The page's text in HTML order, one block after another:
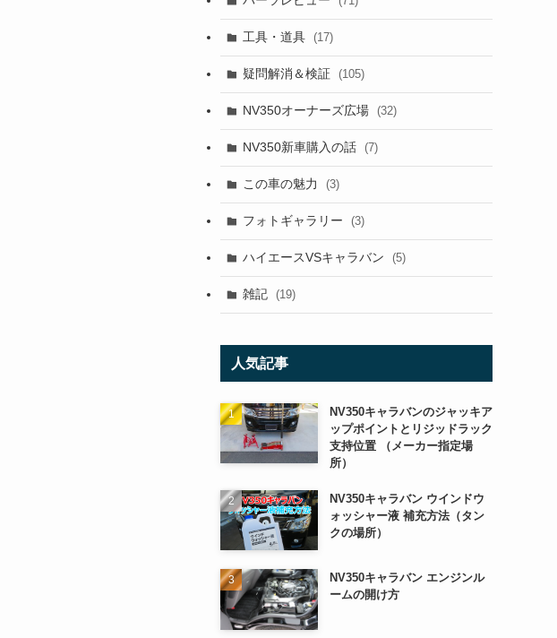
工具・道具 (17)
疑問解消＆検証 (105)
NV350オーナーズ広場 (32)
NV350新車購入の話 (7)
この車の魅力 (3)
フォトギャラリー (3)
ハイエースVSキャラバン (5)
雑記 (19)
人気記事
NV350キャラバンのジャッキア
ップポイントとリジッドラック
支持位置 （メーカー指定場
所）
NV350キャラバン ウインドウ
ォッシャー液 補充方法（タン
クの場所）
NV350キャラバン エンジンル
ームの開け方